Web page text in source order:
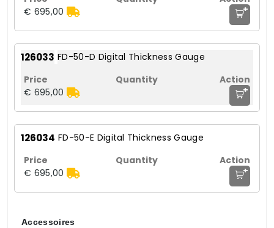
€ 695,00 +
126033 FD-50-D Digital Thickness Gauge
€ 695,00 +
126034 FD-50-E Digital Thickness Gauge
€ 695,00 +
Accessoires